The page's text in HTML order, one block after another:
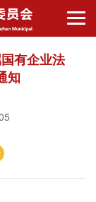
有企业法
知